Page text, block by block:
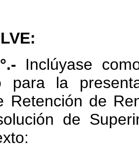
Inclúyase
para la
Retención de
de